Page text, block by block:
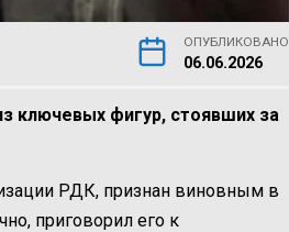
ОПУБЛИКОВАНО
06.06.2026
ключевых фигур, стоявших за
РДК, признан виновным в
приговорил его к